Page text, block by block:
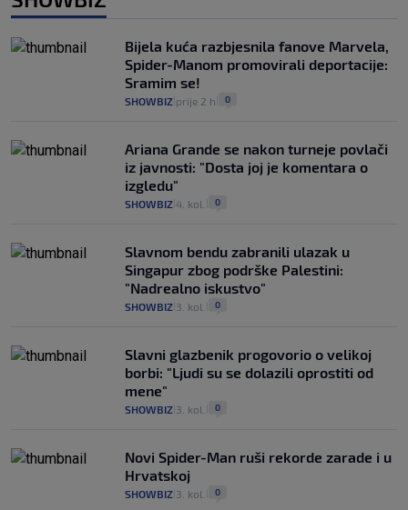
Bijela kuća razbjesnila fanove Marvela,
Spider-Manom promovirali deportacije:
Sramim se!
SHOWBIZ prije 2 h 0
Ariana Grande se nakon turneje povlači
iz javnosti: "Dosta joj je komentara o
izgledu"
SHOWBIZ 4. kol. 0
Slavnom bendu zabranili ulazak u
Singapur zbog podrške Palestini:
"Nadrealno iskustvo"
SHOWBIZ 3. kol. 0
Slavni glazbenik progovorio o velikoj
borbi: "Ljudi su se dolazili oprostiti od
mene"
SHOWBIZ 3. kol. 0
Novi Spider-Man ruši rekorde zarade i u
Hrvatskoj
SHOWBIZ 3. kol. 0